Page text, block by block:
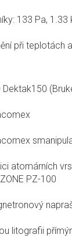
133 Pa, 1.33
při teplotách
atomárních
PZ-100
litografii